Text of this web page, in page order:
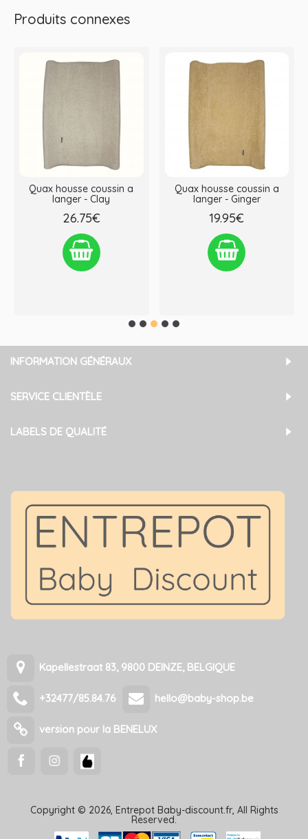
Produits connexes
Quax housse coussin a
langer - Clay
26.75€
Quax housse coussin a
langer - Ginger
19.95€
INFORMATION GÉNÉRAUX
SERVICE CLIENTÈLE
LABELS DE QUALITÉ
Kapellestraat 83, 9800 DEINZE, BELGIQUE
+32477/85.84.76 hello@baby-shop.be
version pour la BENELUX
Copyright © 2026, Entrepot Baby-discount.fr, All Rights
Reserved.